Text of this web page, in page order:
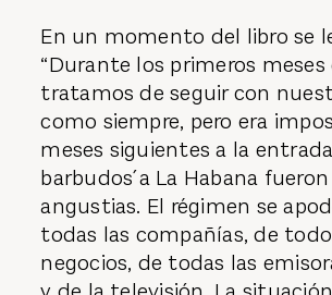
En un momento del libro se
“Durante los primeros meses
tratamos de seguir con
como siempre, pero era
meses siguientes a la entrada
barbudos´ a La Habana
angustias. El régimen se
todas las compañías, de
negocios, de todas las